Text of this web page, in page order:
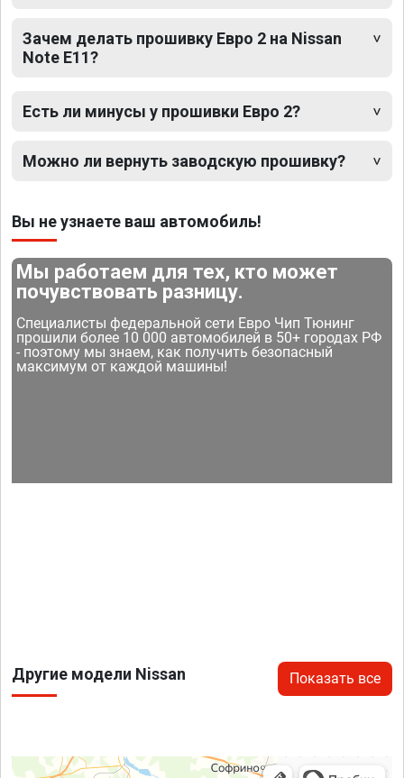
Зачем делать прошивку Евро 2 на Nissan
Note E11?
Есть ли минусы у прошивки Евро 2?
Можно ли вернуть заводскую прошивку?
Вы не узнаете ваш автомобиль!
Мы работаем для тех, кто может
почувствовать разницу.
Специалисты федеральной сети Евро Чип Тюнинг
прошили более 10 000 автомобилей в 50+ городах РФ
- поэтому мы знаем, как получить безопасный
максимум от каждой машины!
Другие модели Nissan Показать все